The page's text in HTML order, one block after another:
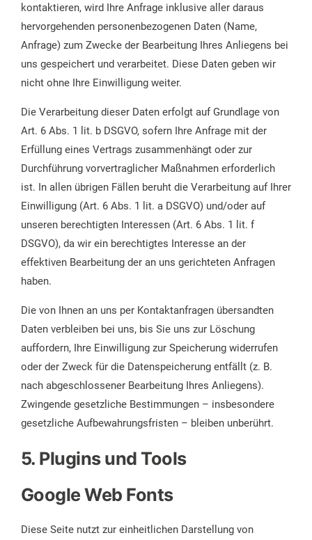
kontaktieren, wird Ihre Anfrage inklusive aller daraus
hervorgehenden personenbezogenen Daten (Name,
Anfrage) zum Zwecke der Bearbeitung Ihres Anliegens bei
uns gespeichert und verarbeitet. Diese Daten geben wir
nicht ohne Ihre Einwilligung weiter.
Die Verarbeitung dieser Daten erfolgt auf Grundlage von
Art. 6 Abs. 1 lit. b DSGVO, sofern Ihre Anfrage mit der
Erfüllung eines Vertrags zusammenhängt oder zur
Durchführung vorvertraglicher Maßnahmen erforderlich
ist. In allen übrigen Fällen beruht die Verarbeitung auf Ihrer
Einwilligung (Art. 6 Abs. 1 lit. a DSGVO) und/oder auf
unseren berechtigten Interessen (Art. 6 Abs. 1 lit. f
DSGVO), da wir ein berechtigtes Interesse an der
effektiven Bearbeitung der an uns gerichteten Anfragen
haben.
Die von Ihnen an uns per Kontaktanfragen übersandten
Daten verbleiben bei uns, bis Sie uns zur Löschung
auffordern, Ihre Einwilligung zur Speicherung widerrufen
oder der Zweck für die Datenspeicherung entfällt (z. B.
nach abgeschlossener Bearbeitung Ihres Anliegens).
Zwingende gesetzliche Bestimmungen – insbesondere
gesetzliche Aufbewahrungsfristen – bleiben unberührt.
5. Plugins und Tools
Google Web Fonts
Diese Seite nutzt zur einheitlichen Darstellung von